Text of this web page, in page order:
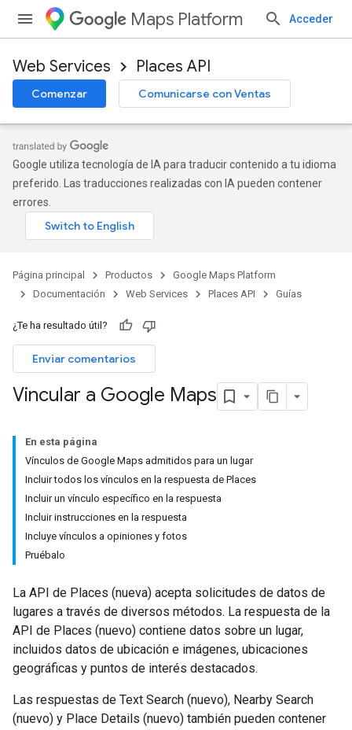
Maps Platform Acceder
Web Services Places API
Comenzar Comunicarse con Ventas
Google utiliza tecnología de IA para traducir contenido a tu idioma
preferido. Las traducciones realizadas con IA pueden contener
errores.
Página principal Productos
Google Maps Platform
Documentación
Web Services Places API Guías
¿Te ha resultado útil?
Enviar comentarios
Vincular a Google Maps
En esta página
Vínculos de Google Maps admitidos para un lugar
Incluir todos los vínculos en la respuesta de Places
Incluir un vínculo específico en la respuesta
Incluir instrucciones en la respuesta
Incluye vínculos a opiniones y fotos
Pruébalo
La API de Places (nueva) acepta solicitudes de datos de
lugares a través de diversos métodos. La respuesta de la
API de Places (nuevo) contiene datos sobre un lugar,
incluidos datos de ubicación e imágenes, ubicaciones
geográficas y puntos de interés destacados.
Las respuestas de Text Search (nuevo), Nearby Search
(nuevo) y Place Details (nuevo) también pueden contener